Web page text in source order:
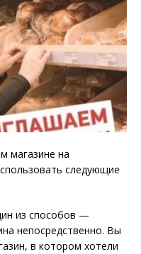
магазине на
следующие
из способов —
непосредственно. Вы
в котором хотели